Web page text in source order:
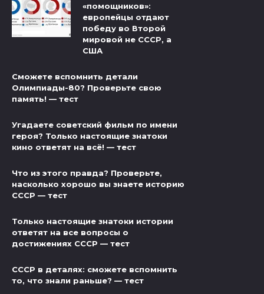
«помощников»:
европейцы отдают
победу во Второй
мировой не СССР, а
США
Сможете вспомнить детали
Олимпиады-80? Проверьте свою
память! — тест
Угадаете советский фильм по имени
героя? Только настоящие знатоки
кино ответят на всё! — тест
Что из этого правда? Проверьте,
насколько хорошо вы знаете историю
СССР — тест
Только настоящие знатоки истории
ответят на все вопросы о
достижениях СССР — тест
СССР в деталях: сможете вспомнить
то, что знали раньше? — тест